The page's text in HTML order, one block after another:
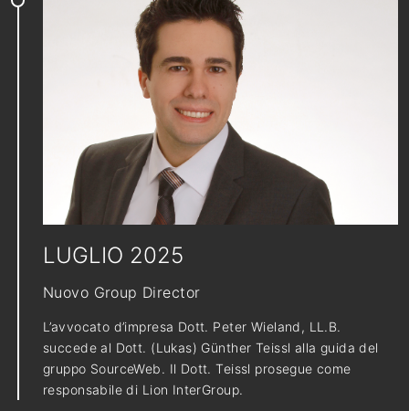
LUGLIO 2025
Nuovo Group Director
L’avvocato d’impresa Dott. Peter Wieland, LL.B.
succede al Dott. (Lukas) Günther Teissl alla guida del
gruppo SourceWeb. Il Dott. Teissl prosegue come
responsabile di Lion InterGroup.